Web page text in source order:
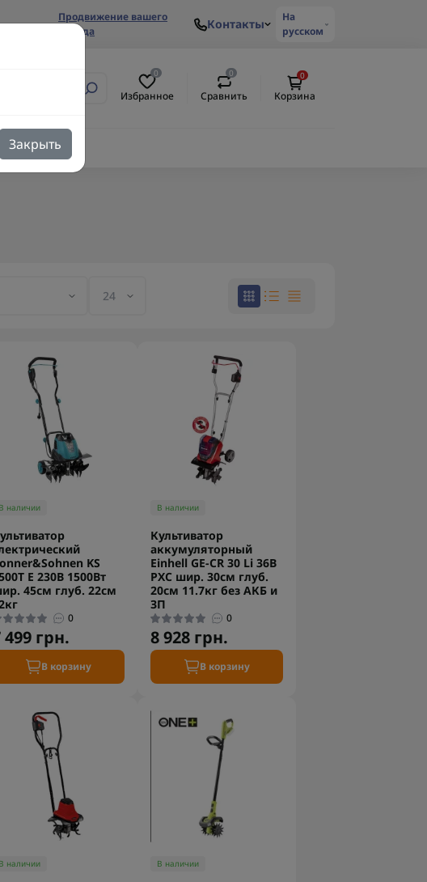
Продвижение вашего
бренда
Контакты
На
русском
0
Избранное
0
Сравнить
0
Корзина
Закрыть
В наличии
KS
E 230В 1500Вт
45см глуб. 22см
0
499 грн.
В корзину
В наличии
Культиватор
аккумуляторный
Einhell GE-CR 30 Li 36В
PXC шир. 30см глуб.
20см 11.7кг без АКБ и
ЗП
0
8 928 грн.
В корзину
В наличии В наличии